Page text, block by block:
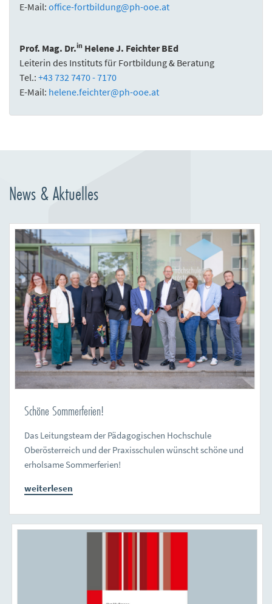
E-Mail: office-fortbildung@ph-ooe.at
Prof. Mag. Dr.in Helene J. Feichter BEd
Leiterin des Instituts für Fortbildung & Beratung
Tel.: +43 732 7470 - 7170
E-Mail: helene.feichter@ph-ooe.at
News & Aktuelles
Schöne Sommerferien!
Das Leitungsteam der Pädagogischen Hochschule
Oberösterreich und der Praxisschulen wünscht schöne und
erholsame Sommerferien!
weiterlesen